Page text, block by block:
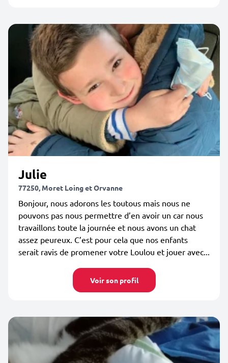
Julie
77250, Moret Loing et Orvanne
Bonjour, nous adorons les toutous mais nous ne
pouvons pas nous permettre d’en avoir un car nous
travaillons toute la journée et nous avons un chat
assez peureux. C’est pour cela que nos enfants
serait ravis de promener votre Loulou et jouer avec...
Voir son profil